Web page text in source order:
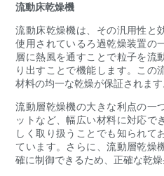
流動床乾燥機
流動床乾燥機は、その汎用性と
使用されているろ過乾燥装置の
層に熱風を通すことで粒子を流
り出すことで機能します。この
材料の均一な乾燥が保証されます
流動層乾燥機の大きな利点の一
ットなど、幅広い材料に対応で
しく取り扱うことでも知られて
ています。さらに、流動層乾燥
確に制御できるため、正確な乾燥